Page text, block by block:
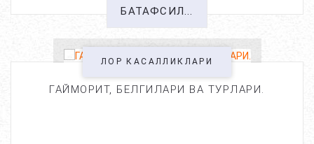
БАТАФСИЛ...
ЛОР КАСАЛЛИКЛАРИ
ГАЙМОРИТ, БЕЛГИЛАРИ ВА ТУРЛАРИ.